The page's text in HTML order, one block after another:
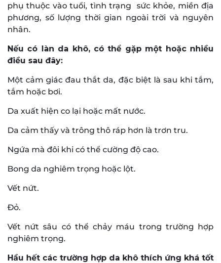
phụ thuộc vào tuổi, tình trạng sức khỏe, miền địa
phương, số lượng thời gian ngoài trời và nguyên
nhân.
Nếu có làn da khô, có thể gặp một hoặc nhiều
điều sau đây:
Một cảm giác đau thắt da, đặc biệt là sau khi tắm,
tắm hoặc bơi.
Da xuất hiện co lại hoặc mất nước.
Da cảm thấy và trông thô ráp hơn là trơn tru.
Ngứa mà đôi khi có thể cường độ cao.
Bong da nghiêm trọng hoặc lột.
Vết nứt.
Đỏ.
Vết nứt sâu có thể chảy máu trong trường hợp
nghiêm trọng.
Hầu hết các trường hợp da khô thích ứng khá tốt